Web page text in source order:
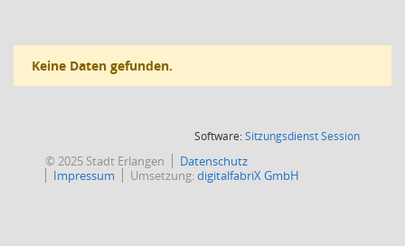
Keine Daten gefunden.
Software:SitzungsdienstSession(Wird in
© 2025 Stadt Erlangen
Datenschutz
Impressum
Umsetzung:digitalfabriX GmbH